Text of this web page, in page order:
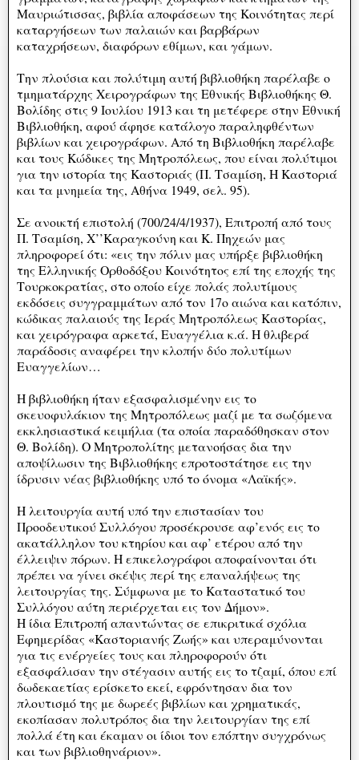
Μαυριώτισσας, βιβλία αποφάσεων της Κοινότητας περί
καταργήσεων των παλαιών και βαρβάρων
καταχρήσεων, διαφόρων εθίμων, και γάμων.
Την πλούσια και πολύτιμη αυτή βιβλιοθήκη παρέλαβε ο
τμηματάρχης Χειρογράφων της Εθνικής Βιβλιοθήκης Θ.
Βολίδης στις 9 Ιουλίου 1913 και τη μετέφερε στην Εθνική
Βιβλιοθήκη, αφού άφησε κατάλογο παραληφθέντων
βιβλίων και χειρογράφων. Από τη Βιβλιοθήκη παρέλαβε
και τους Κώδικες της Μητροπόλεως, που είναι πολύτιμοι
για την ιστορία της Καστοριάς (Π. Τσαμίση, Η Καστοριά
και τα μνημεία της, Αθήνα 1949, σελ. 95).
Σε ανοικτή επιστολή (700/24/4/1937), Επιτροπή από τους
Π. Τσαμίση, Χ’’Καραγκούνη και Κ. Πηχεών μας
πληροφορεί ότι: «εις την πόλιν μας υπήρξε βιβλιοθήκη
της Ελληνικής Ορθοδόξου Κοινότητος επί της εποχής της
Τουρκοκρατίας, στο οποίο είχε πολάς πολυτίμους
εκδόσεις συγγραμμάτων από τον 17ο αιώνα και κατόπιν,
κώδικας παλαιούς της Ιεράς Μητροπόλεως Καστορίας,
και χειρόγραφα αρκετά, Ευαγγέλια κ.ά. Η θλιβερά
παράδοσις αναφέρει την κλοπήν δύο πολυτίμων
Ευαγγελίων…
Η βιβλιοθήκη ήταν εξασφαλισμένην εις το
σκευοφυλάκιον της Μητροπόλεως μαζί με τα σωζόμενα
εκκλησιαστικά κειμήλια (τα οποία παραδόθησκαν στον
Θ. Βολίδη). Ο Μητροπολίτης μετανοήσας δια την
αποψίλωσιν της Βιβλιοθήκης επροτοστάτησε εις την
ίδρυσιν νέας βιβλιοθήκης υπό το όνομα «Λαϊκής».
Η λειτουργία αυτή υπό την επιστασίαν του
Προοδευτικού Συλλόγου προσέκρουσε αφ’ενός εις το
ακατάλληλον του κτηρίου και αφ’ ετέρου από την
έλλειψιν πόρων. Η επικελογράφοι αποφαίνονται ότι
πρέπει να γίνει σκέψις περί της επαναλήψεως της
λειτουργίας της. Σύμφωνα με το Καταστατικό του
Συλλόγου αύτη περιέρχεται εις τον Δήμον».
Η ίδια Επιτροπή απαντώντας σε επικριτικά σχόλια
Εφημερίδας «Καστοριανής Ζωής» και υπεραμύνονται
για τις ενέργείες τους και πληροφορούν ότι
εξασφάλισαν την στέγασιν αυτής εις το τζαμί, όπου επί
δωδεκαετίας ερίσκετο εκεί, εφρόντησαν δια τον
πλουτισμό της με δωρεές βιβλίων και χρηματικάς,
εκοπίασαν πολυτρόπος δια την λειτουργίαν της επί
πολλά έτη και έκαμαν οι ίδιοι τον επόπτην συγχρόνως
και των βιβλιοθηνάριον».